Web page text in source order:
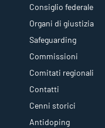
Consiglio federale
Organi di giustizia
Safeguarding
Commissioni
Comitati regionali
Contatti
Cenni storici
Antidoping